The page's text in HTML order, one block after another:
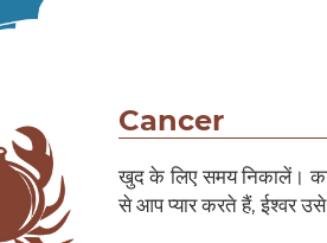
Cancer
खुद के लिए समय निकालें।
से आप प्यार करते हैं, ईश्वर